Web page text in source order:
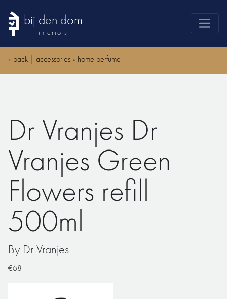
bij den dom
interiors
products
advice
news
search
« back accessories » home perfume
Dr Vranjes Dr
Vranjes Green
Flowers refill
500ml
By Dr Vranjes
€68